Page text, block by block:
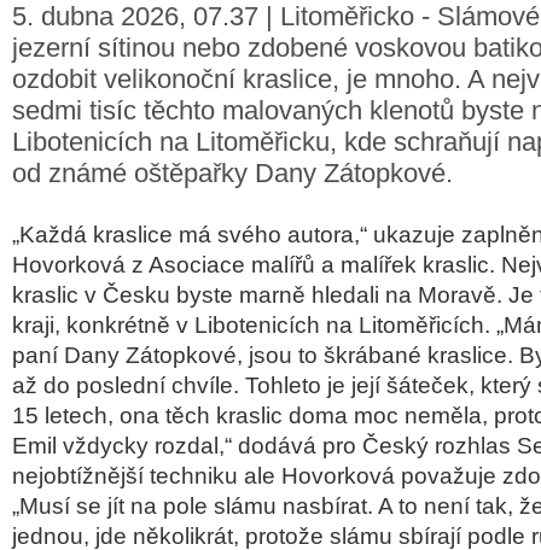
5. dubna 2026, 07.37 | Litoměřicko -
jezerní sítinou nebo zdobené voskovou
ozdobit velikonoční kraslice, je mnoho. A
sedmi tisíc těchto malovaných klenotů byste
Libotenicích na Litoměřicku, kde schraňují
od známé oštěpařky Dany Zátopkové.
„Každá kraslice má svého autora,“ ukazuje
Hovorková z Asociace malířů a malířek kraslic.
kraslic v Česku byste marně hledali na Moravě.
kraji, konkrétně v Libotenicích na Litoměřicích.
paní Dany Zátopkové, jsou to škrábané kraslice.
až do poslední chvíle. Tohleto je její šáteček,
15 letech, ona těch kraslic doma moc neměla,
Emil vždycky rozdal,“ dodává pro Český rozhlas
nejobtížnější techniku ale Hovorková považuje
„Musí se jít na pole slámu nasbírat. A to není tak,
jednou, jde několikrát, protože slámu sbírají podle